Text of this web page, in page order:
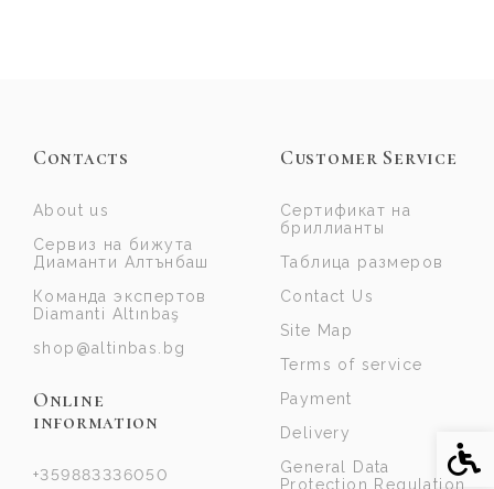
Contacts
About us
Сервиз на бижута
Диаманти Алтънбаш
Команда экспертов
Diamanti Altınbaş
shop@altinbas.bg
Online
information
+359883336050
Customer Service
Сертификат на
бриллианты
Таблица размеров
Contact Us
Site Map
Terms of service
Payment
Delivery
General Data
Protection Regulation